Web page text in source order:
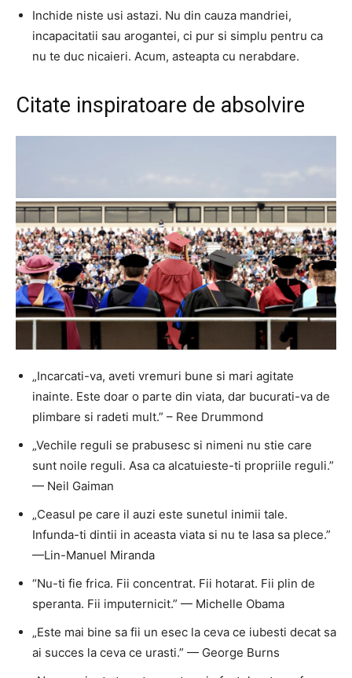
Inchide niste usi astazi. Nu din cauza mandriei,
incapacitatii sau arogantei, ci pur si simplu pentru ca
nu te duc nicaieri. Acum, asteapta cu nerabdare.
Citate inspiratoare de absolvire
„Incarcati-va, aveti vremuri bune si mari agitate
inainte. Este doar o parte din viata, dar bucurati-va de
plimbare si radeti mult.” – Ree Drummond
„Vechile reguli se prabusesc si nimeni nu stie care
sunt noile reguli. Asa ca alcatuieste-ti propriile reguli.”
— Neil Gaiman
„Ceasul pe care il auzi este sunetul inimii tale.
Infunda-ti dintii in aceasta viata si nu te lasa sa plece.”
—Lin-Manuel Miranda
“Nu-ti fie frica. Fii concentrat. Fii hotarat. Fii plin de
speranta. Fii imputernicit.” — Michelle Obama
„Este mai bine sa fii un esec la ceva ce iubesti decat sa
ai succes la ceva ce urasti.” — George Burns